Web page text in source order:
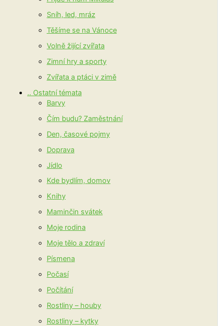
Sníh, led, mráz
Těšíme se na Vánoce
Volně žijící zvířata
Zimní hry a sporty
Zvířata a ptáci v zimě
.. Ostatní témata
Barvy
Čím budu? Zaměstnání
Den, časové pojmy
Doprava
Jídlo
Kde bydlím, domov
Knihy
Maminčin svátek
Moje rodina
Moje tělo a zdraví
Písmena
Počasí
Počítání
Rostliny – houby
Rostliny – kytky